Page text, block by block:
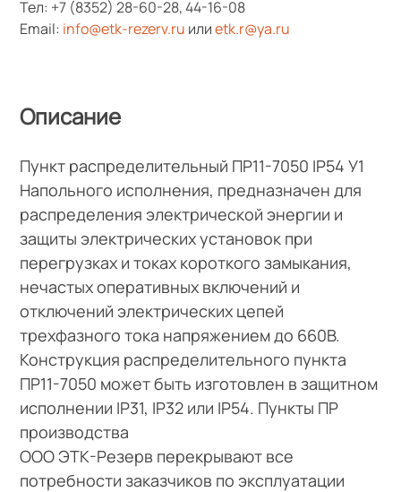
Тел: +7 (8352) 28-60-28,44-16-08
Email: info@etk-rezerv.ru илиetk.r@ya.ru
Описание
Пункт распределительный ПР11-7050 IP54 У1
Напольного исполнения, предназначен для
распределения электрической энергии и
защиты электрических установок при
перегрузках и токах короткого замыкания,
нечастых оперативных включений и
отключений электрических цепей
трехфазного тока напряжением до 660В.
Конструкция распределительного пункта
ПР11-7050 может быть изготовлен в защитном
исполнении IP31, IP32 или IP54. Пункты ПР
производства
ООО ЭТК-Резерв перекрывают все
потребности заказчиков по эксплуатации